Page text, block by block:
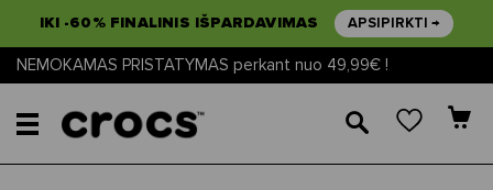
IKI -60% FINALINIS IŠPARDAVIMAS APSIPIRKTI →
NEMOKAMAS PRISTATYMAS perkant nuo 49,99€ !
🔎